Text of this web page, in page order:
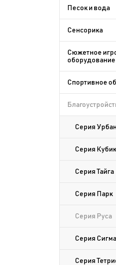
Песок и вода
Сенсорика
Сюжетное
оборудование
Спортивное
Серия Урбан
Серия
Серия Тайга
Серия Парк
Серия Руса
Серия Сигма
Серия